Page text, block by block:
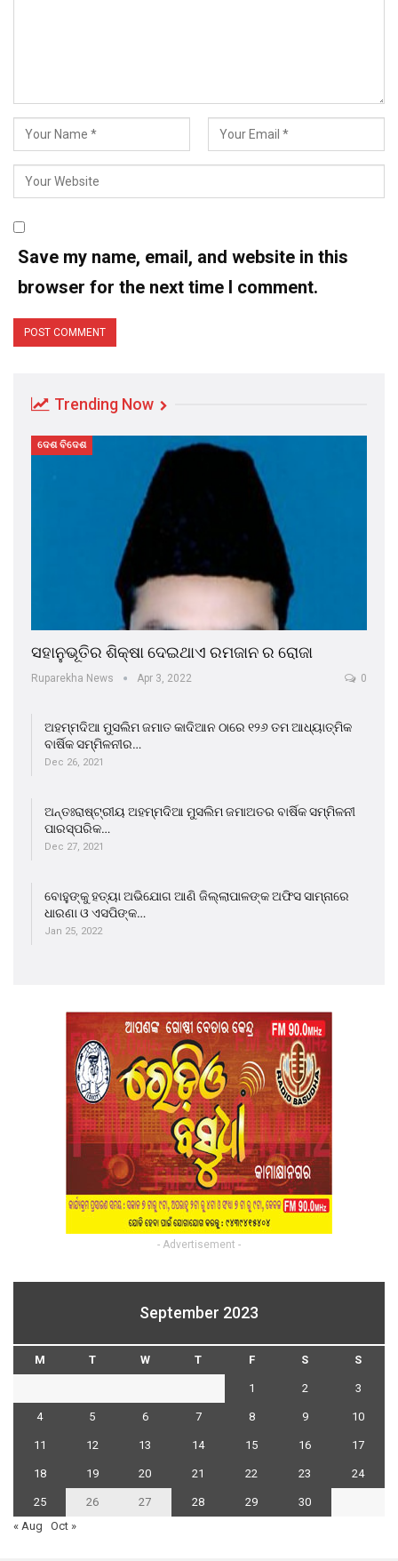
Save my name, email, and website in this
browser for the next time I comment.
Trending Now
ଦେଶ ବିଦେଶ
ସହାନୁଭୂତିର ଶିକ୍ଷା ଦେଇଥାଏ ରମଜାନ ର ରୋଜା
Ruparekha News Apr 3, 2022 0
ଅହମ୍ମଦିଆ ମୁସଲିମ ଜମାତ କାଦିଆନ ଠାରେ ୧୨୬ ତମ ଆଧ୍ୟାତ୍ମିକ
ବାର୍ଷିକ ସମ୍ମିଳନୀର…
Dec 26, 2021
ଅନ୍ତଃରାଷ୍ଟ୍ରୀୟ ଅହମ୍ମଦିଆ ମୁସଲିମ ଜମାଅତର ବାର୍ଷିକ ସମ୍ମିଳନୀ
ପାରସ୍ପରିକ…
Dec 27, 2021
ବୋହୁଙ୍କୁ ହତ୍ୟା ଅଭିଯୋଗ ଆଣି ଜିଲ୍ଲାପାଳଙ୍କ ଅଫିସ ସାମ୍ନାରେ
ଧାରଣା ଓ ଏସପିଙ୍କ…
Jan 25, 2022
- Advertisement -
September 2023
M T W T F S S
1 2 3
4 5 6 7 8 9 10
11 12 13 14 15 16 17
18 19 20 21 22 23 24
25 26 27 28 29
30
« Aug
Oct »